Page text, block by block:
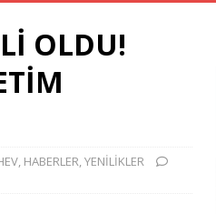
OLDU!
, HABERLER,YENİLİKLER